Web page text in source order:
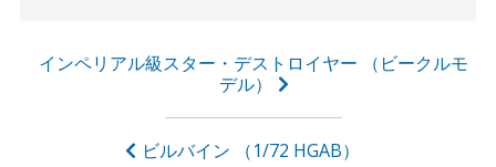
投
インペリアル級スター・デストロイヤー （ビークルモ
デル）
ビルバイン （1/72 HGAB）